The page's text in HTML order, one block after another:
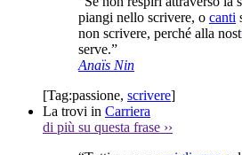
piangi nello scrivere, o canti
non scrivere, perché alla
serve.”
Anaïs Nin
[Tag:passione, scrivere]
La trovi in Carriera
di più su questa frase ››